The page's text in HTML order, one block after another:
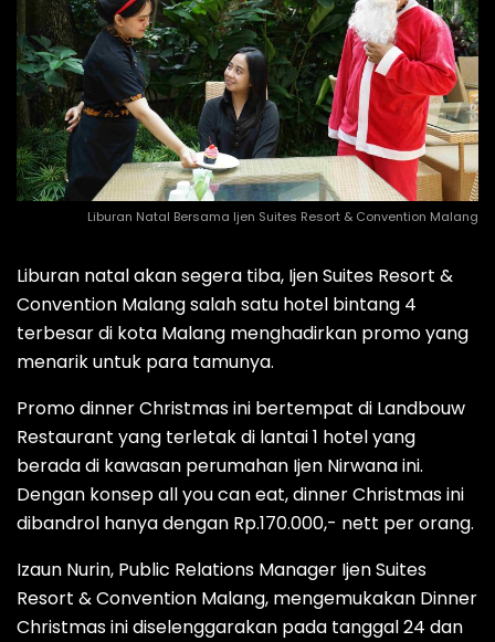
Liburan Natal Bersama Ijen Suites Resort & Convention Malang
Liburan natal akan segera tiba, Ijen Suites Resort &
Convention Malang salah satu hotel bintang 4
terbesar di kota Malang menghadirkan promo yang
menarik untuk para tamunya.
Promo dinner Christmas ini bertempat di Landbouw
Restaurant yang terletak di lantai 1 hotel yang
berada di kawasan perumahan Ijen Nirwana ini.
Dengan konsep all you can eat, dinner Christmas ini
dibandrol hanya dengan Rp.170.000,- nett per orang.
Izaun Nurin, Public Relations Manager Ijen Suites
Resort & Convention Malang, mengemukakan Dinner
Christmas ini diselenggarakan pada tanggal 24 dan